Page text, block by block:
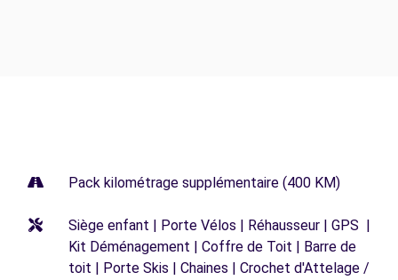
Pack kilométrage supplémentaire (400 KM)
Siège enfant | Porte Vélos | Réhausseur | GPS |
Kit Déménagement | Coffre de Toit | Barre de
toit | Porte Skis | Chaines | Crochet d'Attelage /